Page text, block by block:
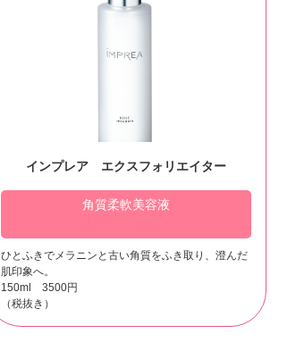
インプレア エクスフォリエイター
角質柔軟美容液
ひとふきでメラニンと古い角質をふき取り、澄んだ
肌印象へ。
150ml 3500円
（税抜き）